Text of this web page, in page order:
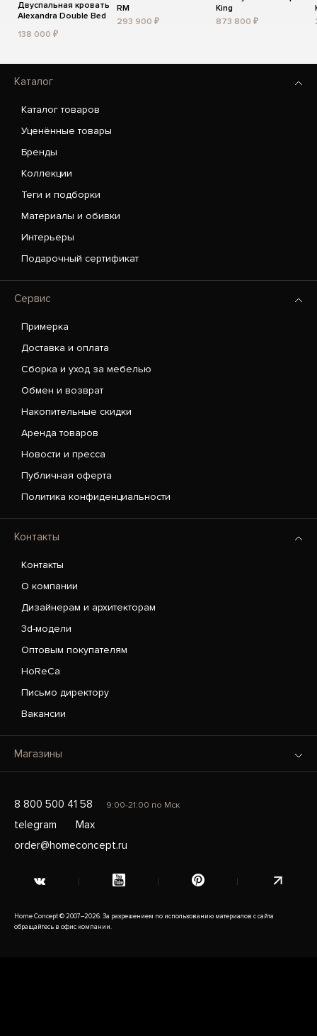
Двуспальная кровать
Alexandra Double Bed
138 000 ₽
RM
293 900 ₽
King
873 800 ₽
Каталог
Каталог товаров
Уценённые товары
Бренды
Коллекции
Теги и подборки
Материалы и обивки
Интерьеры
Подарочный сертификат
Сервис
Примерка
Доставка и оплата
Сборка и уход за мебелью
Обмен и возврат
Накопительные скидки
Аренда товаров
Новости и пресса
Публичная оферта
Политика конфиденциальности
Контакты
Контакты
О компании
Дизайнерам и архитекторам
3d-модели
Оптовым покупателям
HoReCa
Письмо директору
Вакансии
Магазины
8 800 500 41 58 9:00-21:00 по Мск
telegram
Max
order@homeconcept.ru
Home Concept © 2007–2026. За разрешением по использованию материалов с сайта
обращайтесь в офис компании.